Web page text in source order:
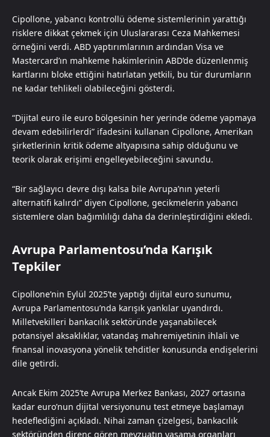
Cipollone, yabancı kontrollü ödeme sistemlerinin yarattığı
risklere dikkat çekmek için Uluslararası Ceza Mahkemesi
örneğini verdi. ABD yaptırımlarının ardından Visa ve
Mastercard’ın mahkeme hakimlerinin ABD’de düzenlenmiş
kartlarını bloke ettiğini hatırlatan yetkili, bu tür durumların
ne kadar tehlikeli olabileceğini gösterdi.
“Dijital euro ile euro bölgesinin her yerinde ödeme yapmaya
devam edebilirlerdi” ifadesini kullanan Cipollone, Amerikan
şirketlerinin kritik ödeme altyapısına sahip olduğunu ve
teorik olarak erişimi engelleyebileceğini savundu.
“Bir sağlayıcı devre dışı kalsa bile Avrupa’nın yeterli
alternatifi kalırdı” diyen Cipollone, gecikmelerin yabancı
sistemlere olan bağımlılığı daha da derinleştirdiğini ekledi.
Avrupa Parlamentosu’nda Karışık
Tepkiler
Cipollone’nin Eylül 2025’te yaptığı dijital euro sunumu,
Avrupa Parlamentosu’nda karışık yankılar uyandırdı.
Milletvekilleri bankacılık sektöründe yaşanabilecek
potansiyel aksaklıklar, vatandaş mahremiyetinin ihlali ve
finansal inovasyona yönelik tehditler konusunda endişelerini
dile getirdi.
Ancak Ekim 2025’te Avrupa Merkez Bankası, 2027 ortasına
kadar euro’nun dijital versiyonunu test etmeye başlamayı
hedeflediğini açıkladı. Nihai zaman çizelgesi, bankacılık
sektöründen direnç gören mevzuatın yasama organları